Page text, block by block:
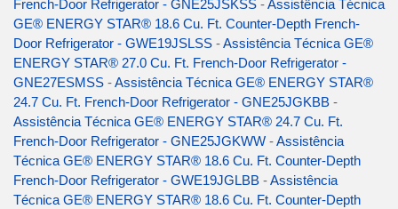
French-Door Refrigerator - GNE25JSKSS -Assistência Técnica
GE® ENERGY STAR® 18.6 Cu. Ft. Counter-Depth French-
Door Refrigerator - GWE19JSLSS -Assistência Técnica GE®
ENERGY STAR® 27.0 Cu. Ft. French-Door Refrigerator -
GNE27ESMSS -Assistência Técnica GE® ENERGY STAR®
24.7 Cu. Ft. French-Door Refrigerator - GNE25JGKBB -
Assistência Técnica GE® ENERGY STAR® 24.7 Cu. Ft.
French-Door Refrigerator - GNE25JGKWW -Assistência
Técnica GE® ENERGY STAR® 18.6 Cu. Ft. Counter-Depth
French-Door Refrigerator - GWE19JGLBB -Assistência
Técnica GE® ENERGY STAR® 18.6 Cu. Ft. Counter-Depth